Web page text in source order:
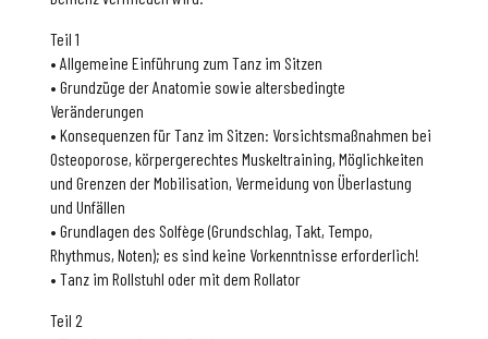
Teil 1
• Allgemeine Einführung zum Tanz im Sitzen
• Grundzüge der Anatomie sowie altersbedingte
Veränderungen
• Konsequenzen für Tanz im Sitzen: Vorsichtsmaßnahmen bei
Osteoporose, körpergerechtes Muskeltraining, Möglichkeiten
und Grenzen der Mobilisation, Vermeidung von Überlastung
und Unfällen
• Grundlagen des Solfège (Grundschlag, Takt, Tempo,
Rhythmus, Noten); es sind keine Vorkenntnisse erforderlich!
• Tanz im Rollstuhl oder mit dem Rollator
Teil 2